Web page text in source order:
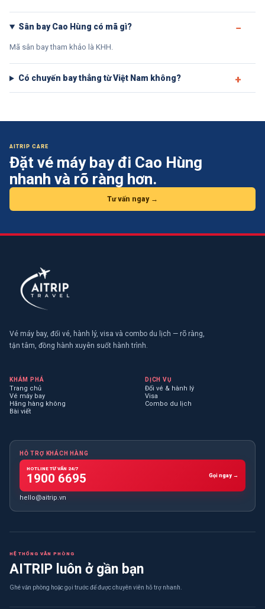
Sân bay Cao Hùng có mã gì?
Mã sân bay tham khảo là KHH.
Có chuyến bay thẳng từ Việt Nam không?
AITRIP CARE
Đặt vé máy bayđi Cao Hùng
nhanh và rõ ràng hơn.
Tư vấn ngay →
Vé máy bay, đổi vé, hành lý, visa và combo du lịch — rõ ràng,
tận tâm, đồng hành xuyên suốt hành trình.
KHÁM PHÁ
Trang chủ
Vé máy bay
Hãng hàng không
Bài viết
DỊCH VỤ
Đổi vé & hành lý
Visa
Combo du lịch
HỖ TRỢ KHÁCH HÀNG
HOTLINE TƯ VẤN 24/7
1900 6695 Gọi ngay →
hello@aitrip.vn
HỆ THỐNG VĂN PHÒNG
AITRIP luôn ở gần bạn
Ghé văn phòng hoặc gọi trước để được chuyên viên hỗ trợ nhanh.